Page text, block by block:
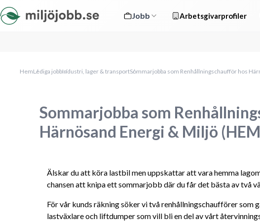
Jobb Arbetsgivarprofiler
HemLediga jobbIndustri, lager & transportSommarjobba som Renhållningschaufför hos
Sommarjobba som
Härnösand Energi & Miljö
Älskar du att köra lastbil men uppskattar att vara hemma
chansen att knipa ett sommarjobb där du får det bästa av två
För vår kunds räkning söker vi två renhållningschaufförer som
lastväxlare och liftdumper som vill bli en del av vårt